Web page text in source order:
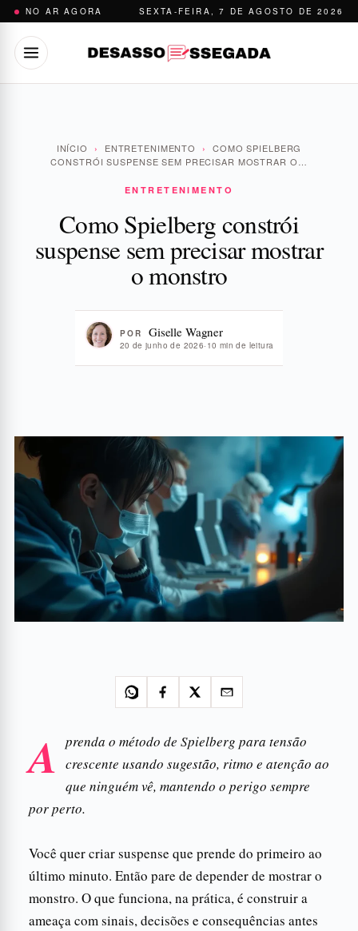
Pular
conteúdo
NO AR AGORA SEXTA-FEIRA, 7 DE AGOSTO DE 2026
INÍCIO › ENTRETENIMENTO ›
COMO SPIELBERG
CONSTRÓI SUSPENSE SEM PRECISAR MOSTRAR O…
ENTRETENIMENTO
Como Spielberg constrói
suspense sem precisar mostrar
o monstro
POR Giselle Wagner
20 de junho de 2026· 10 min de leitura
A prenda o método de Spielberg para tensão
crescente usando sugestão, ritmo e atenção ao
que ninguém vê, mantendo o perigo sempre
por perto.
Você quer criar suspense que prende do primeiro ao
último minuto. Então pare de depender de mostrar o
monstro. O que funciona, na prática, é construir a
ameaça com sinais, decisões e consequências antes